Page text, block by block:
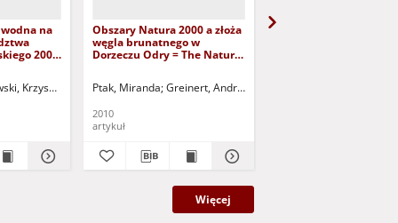
na
2001
Krzysztof Kowalski, Piotr Urban, Jerzy
Obszary Natura 2000 a złoża
węgla brunatnego w
Dorzeczu Odry = The Nature
Ptak, Miranda Greinert, Andrzej - red.
2010
artykuł
Więcej